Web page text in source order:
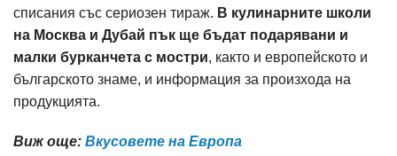
списания със сериозен тираж. В кулинарните школи
на Москва и Дубай пък ще бъдат подарявани и
малки бурканчета с мостри, както и европейското и
българското знаме, и информация за произхода на
продукцията.
Виж още: Вкусовете на Европа